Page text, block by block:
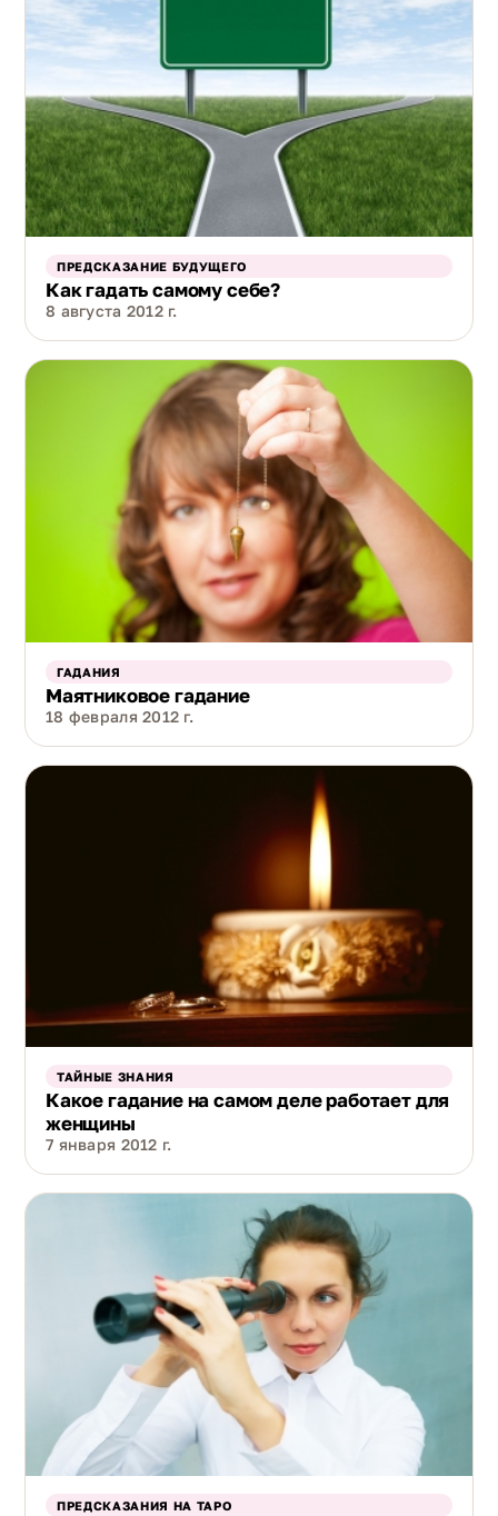
ПРЕДСКАЗАНИЕ БУДУЩЕГО
Как гадать самому себе?
8 августа 2012 г.
ГАДАНИЯ
Маятниковое гадание
18 февраля 2012 г.
ТАЙНЫЕ ЗНАНИЯ
Какое гадание на самом деле работает для
женщины
7 января 2012 г.
ПРЕДСКАЗАНИЯ НА ТАРО